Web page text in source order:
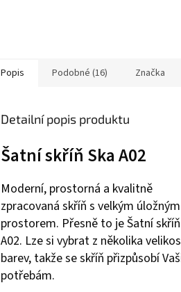
Popis Podobné (16) Značka
Detailní popis produktu
Šatní skříň Ska A02
Moderní, prostorná a kvalitně
zpracovaná skříň s velkým úložným
prostorem. Přesně to je Šatní skříň
A02. Lze si vybrat z několika
barev, takže se skříň přizpůsobí
potřebám.